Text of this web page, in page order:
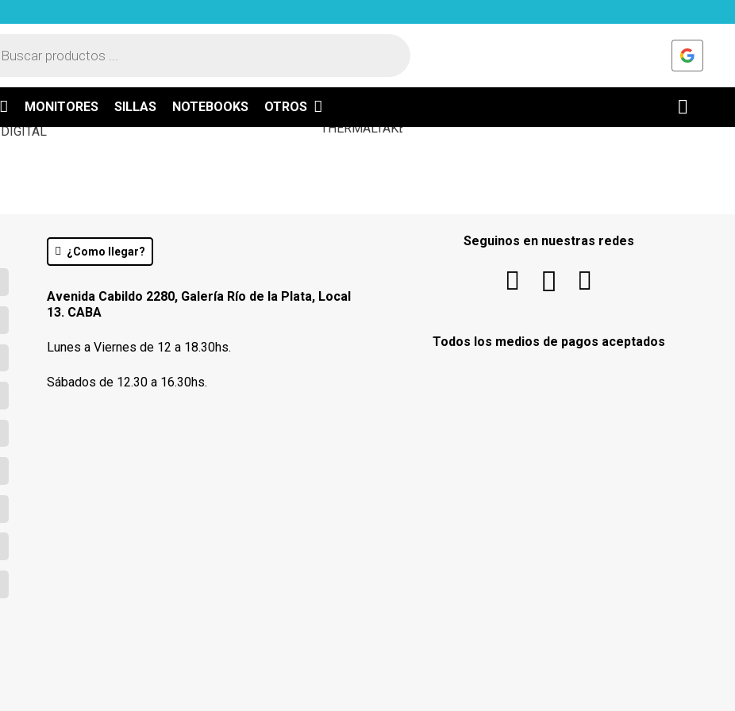
MONITORES SILLAS NOTEBOOKS OTROS
¿Como llegar?
Avenida Cabildo 2280, Galería Río de la Plata, Local
13. CABA
Lunes a Viernes de 12 a 18.30hs.
Sábados de 12.30 a 16.30hs.
Seguinos en nuestras redes
Todos los medios de pagos aceptados